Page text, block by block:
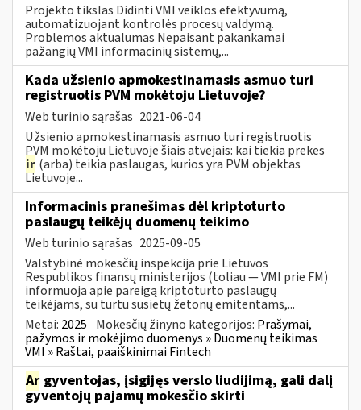
Projekto tikslas Didinti VMI veiklos efektyvumą,
automatizuojant kontrolės procesų valdymą.
Problemos aktualumas Nepaisant pakankamai
pažangių VMI informacinių sistemų,...
Kada užsienio apmokestinamasis asmuo turi
registruotis PVM mokėtoju Lietuvoje?
Web turinio sąrašas 2021-06-04
Užsienio apmokestinamasis asmuo turi registruotis
PVM mokėtoju Lietuvoje šiais atvejais: kai tiekia prekes
ir (arba) teikia paslaugas, kurios yra PVM objektas
Lietuvoje...
Informacinis pranešimas dėl kriptoturto
paslaugų teikėjų duomenų teikimo
Web turinio sąrašas 2025-09-05
Valstybinė mokesčių inspekcija prie Lietuvos
Respublikos finansų ministerijos (toliau — VMI prie FM)
informuoja apie pareigą kriptoturto paslaugų
teikėjams, su turtu susietų žetonų emitentams,...
Metai: 2025 Mokesčių žinyno kategorijos: Prašymai,
pažymos ir mokėjimo duomenys » Duomenų teikimas
VMI » Raštai, paaiškinimai Fintech
Ar gyventojas, įsigijęs verslo liudijimą, gali dalį
gyventojų pajamų mokesčio skirti